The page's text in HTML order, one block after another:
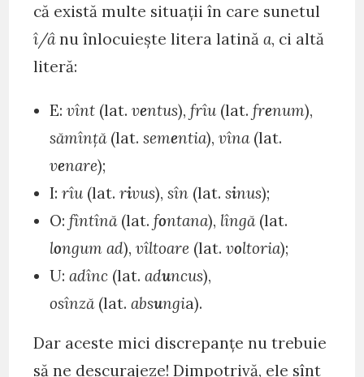
că există multe situații în care sunetul
î/ânu înlocuiește litera latinăa, ci altă
literă:
E:vînt (lat.ventus),frîu (lat.frenum),
sămînță(lat.sementia),vîna(lat.
venare);
I:rîu (lat.rivus),sîn (lat.sinus);
O:fîntînă(lat.fontana), lîngă(lat.
longum ad),vîltoare (lat.voltoria);
U:adînc (lat.aduncus),
osînză(lat.absungia).
Dar aceste mici discrepanțe nu trebuie
să ne descurajeze! Dimpotrivă, ele sînt